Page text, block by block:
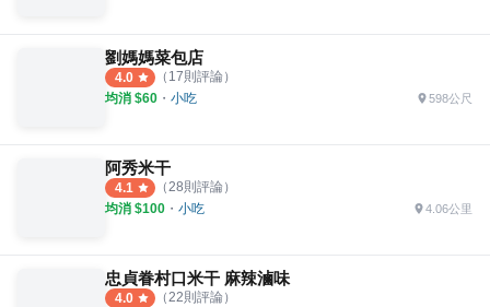
劉媽媽菜包店
4.0 （ 17則評論）
均消 $60 ・ 小吃 598公尺
阿秀米干
4.1 （ 28則評論）
均消 $100 ・ 小吃 4.06公里
忠貞眷村口米干 麻辣滷味
4.0 （ 22則評論）